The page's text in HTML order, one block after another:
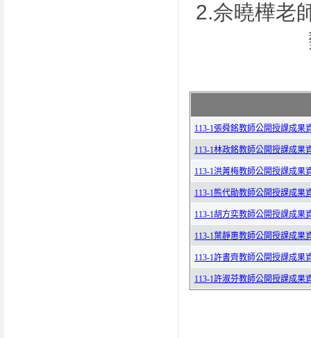
2.佘曉樺老